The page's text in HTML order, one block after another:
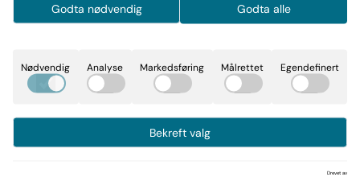
299,-
2021,LP,Limited Edition,Blå Vinyl
Les mer
På lager: 2
- +
Godta nødvendig Godta alle
Nødvendig Analyse Markedsføring Målrettet Egendefinert
Bekreft valg
Drevet av